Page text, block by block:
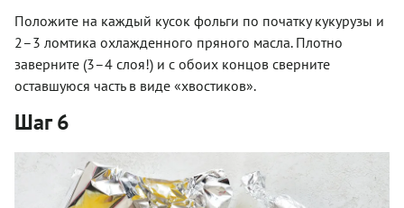
Положите на каждый кусок фольги по початку кукурузы и
2–3 ломтика охлажденного пряного масла. Плотно
заверните (3–4 слоя!) и с обоих концов сверните
оставшуюся часть в виде «хвостиков».
Шаг 6